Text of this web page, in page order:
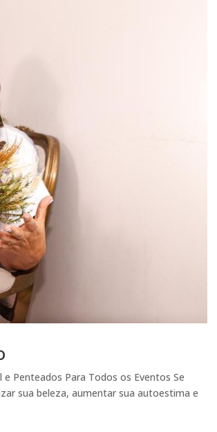
Penteados Para Todos os Eventos Se
sua beleza, aumentar sua autoestima e